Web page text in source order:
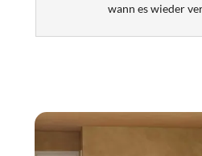
wann es wieder